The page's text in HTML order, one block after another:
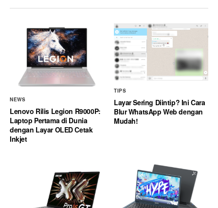
NEWS
Lenovo Rilis Legion R9000P:
Laptop Pertama di Dunia
dengan Layar OLED Cetak
Inkjet
TIPS
Layar Sering Diintip? Ini Cara
Blur WhatsApp Web dengan
Mudah!